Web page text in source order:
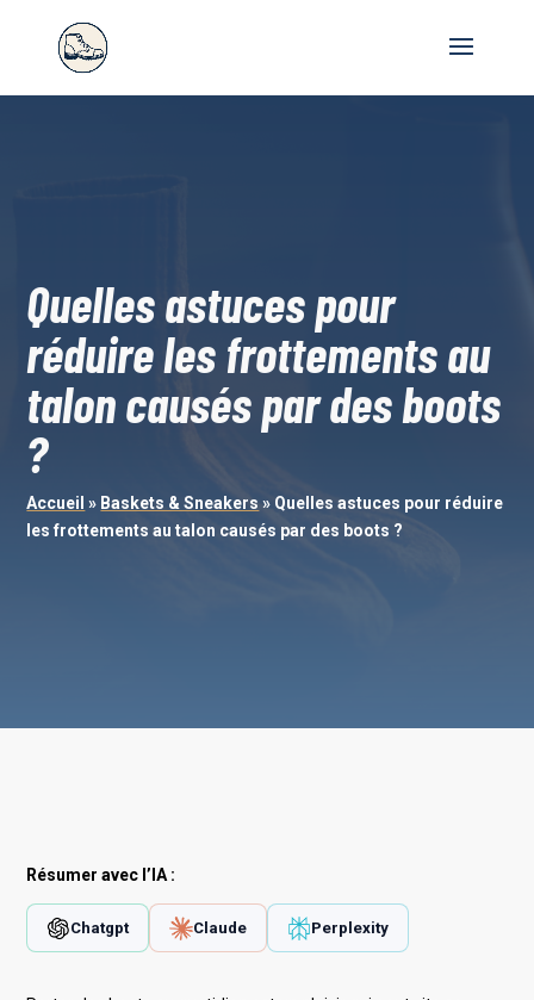
Quelles astuces pour
réduire les frottements au
talon causés par des boots
?
Accueil » Baskets & Sneakers » Quelles astuces pour réduire
les frottements au talon causés par des boots ?
Résumer avec l’IA :
Chatgpt Claude Perplexity